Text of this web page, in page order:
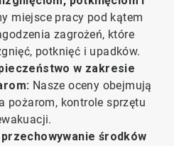
miejsce pracy pod kątem
zagrożeń, które
potknięć i upadków.
w zakresie
Nasze oceny obejmują
pożarom, kontrole sprzętu
środków